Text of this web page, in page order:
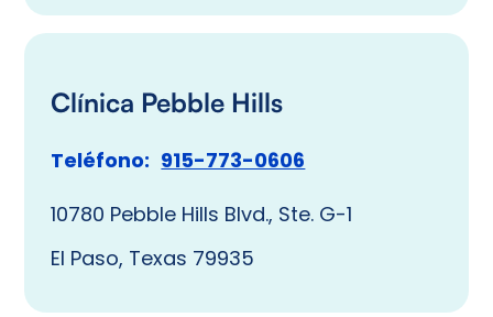
Clínica Pebble Hills
Teléfono: 915-773-0606
10780 Pebble Hills Blvd., Ste. G-1
El Paso, Texas 79935